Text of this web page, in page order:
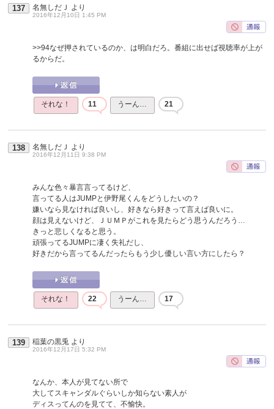
137 名無しだＪ より
2016年12月10日 1:45 PM
>>94なぜ押されているのか、は明白だろ。番組に出せば視聴率が上が
るからだ。
それな！ 11 うーん… 21
138 名無しだＪ より
2016年12月11日 9:38 PM
みんな色々暴言言ってるけど、
言ってる人はJUMPと伊野尾くんをどうしたいの？
嫌いなら見なければ良いし、好きなら好きって言えば良いに。
顔は見えないけど、ＪＵＭＰがこれを見たらどう思うんだろう…
きっと悲しくなると思う。
頑張ってるJUMPに凄く失礼だし、
好きだから言ってるんだったらもう少し優しい言い方にしたら？
それな！ 22 うーん… 17
139 稲葉の黒兎 より
2016年12月17日 5:32 PM
なんか、本人が見てない所で
大してスキャンダルぐらいしか知らない素人が
ディスってんのを見てて、不愉快。